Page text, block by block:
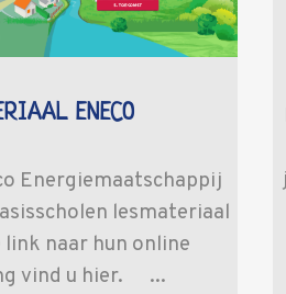
ENECO
Energiemaatschappij
lesmateriaal
naar hun online
vind u hier. ...